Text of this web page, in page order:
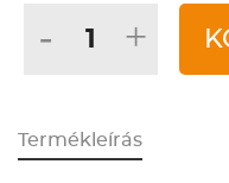
- +
Termékleírás